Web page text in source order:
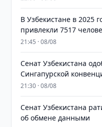
В Узбекистане в 2025
привлекли 7517
21:45 · 08/08
Сенат Узбекистана
Сингапурской
21:30 · 08/08
Сенат Узбекистана
об обмене данными